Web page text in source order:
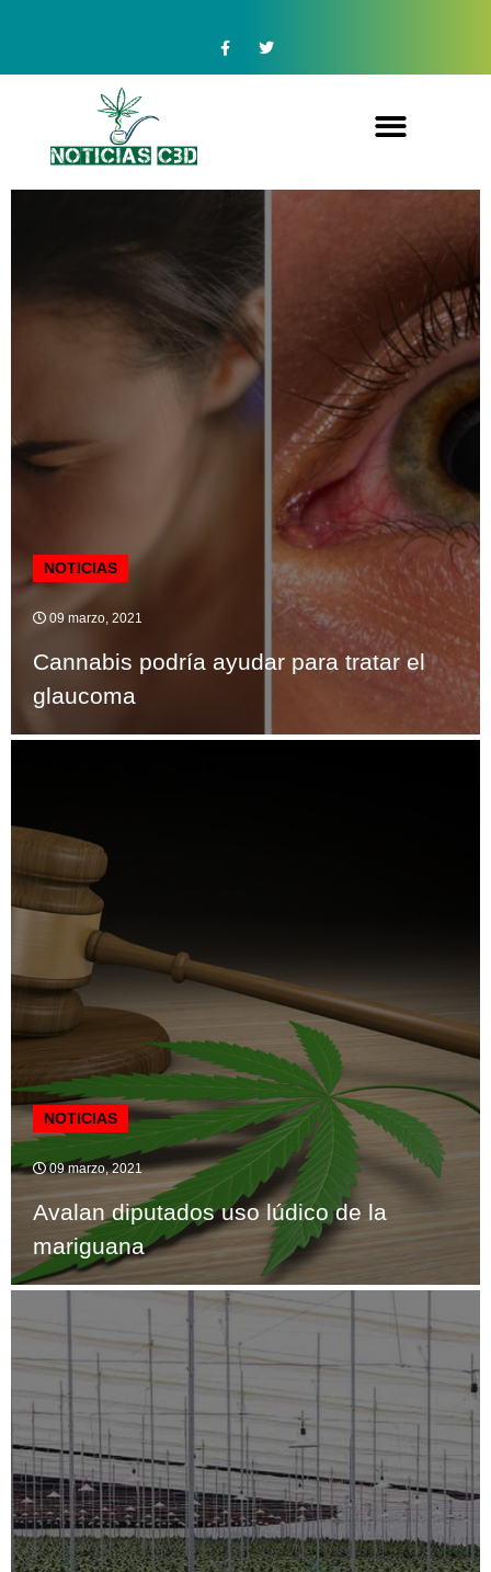
NOTICIAS
09 marzo, 2021
Cannabis podría ayudar para tratar el
glaucoma
NOTICIAS
09 marzo, 2021
Avalan diputados uso lúdico de la
mariguana